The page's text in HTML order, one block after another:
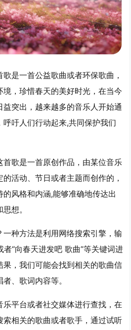
是一首公益歌曲或者环保歌曲，
境，珍惜春天的美好时光，在当今
突出，越来越多的音乐人开始通
吁人们行动起来,共同保护我们
首歌是一首原创作品，由某位音乐
活动、节日或者主题而创作的，
风格和内涵,能够准确地传达出
想。
一种方法是利用网络搜索引擎，输
者“向春天进发吧 歌曲”等关键词进
，我们可能会找到相关的歌曲信
、歌词内容等。
乐平台或者社交媒体进行查找，在
相关的歌曲或者歌手，通过试听